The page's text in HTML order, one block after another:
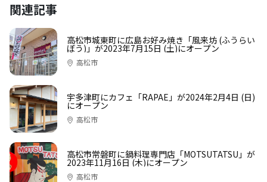
関連記事
高松市城東町に広島お好み焼き「風来坊 (ふうらい
ぼう)」が2023年7月15日 (土)にオープン
高松市
宇多津町にカフェ「RAPAE」が2024年2月4日 (日)
にオープン
高松市
高松市常磐町に鍋料理専門店「MOTSUTATSU」が
2023年11月16日 (木)にオープン
高松市